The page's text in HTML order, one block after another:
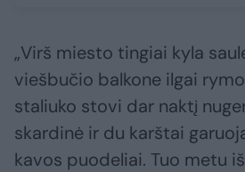
„Virš miesto tingiai kyla
viešbučio balkone ilgai
staliuko stovi dar naktį
skardinė ir du karštai
kavos puodeliai. Tuo metu